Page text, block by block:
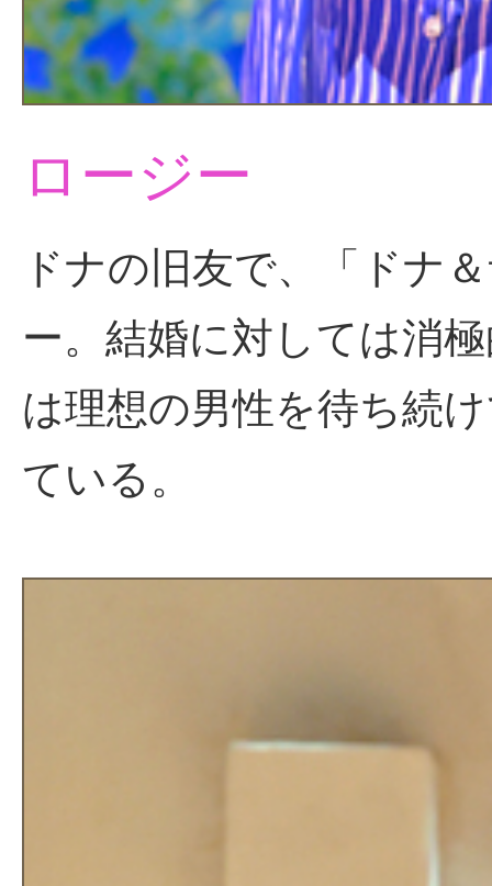
ロージー
ドナの旧友で、「ドナ
ー。結婚に対しては消
は理想の男性を待ち続
ている。